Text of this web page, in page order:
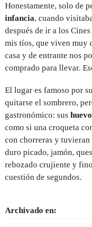
Honestamente, solo de
infancia, cuando
después de ir a los
mis tíos, que viven muy
casa y de entrante nos
comprado para llevar.
El lugar es famoso por su
quitarse el sombrero,
gastronómico: sus
como si una croqueta
con chorreras y
duro picado, jamón,
rebozado crujiente y
cuestión de segundos.
Archivado en: